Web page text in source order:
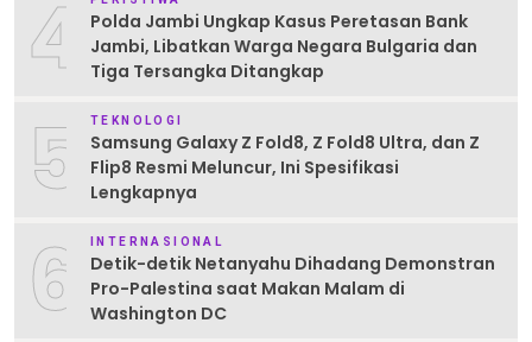
4
Polda Jambi Ungkap Kasus Peretasan Bank
Jambi, Libatkan Warga Negara Bulgaria dan
Tiga Tersangka Ditangkap
5 TEKNOLOGI
Samsung Galaxy Z Fold8, Z Fold8 Ultra, dan Z
Flip8 Resmi Meluncur, Ini Spesifikasi
Lengkapnya
6 INTERNASIONAL
Detik-detik Netanyahu Dihadang Demonstran
Pro-Palestina saat Makan Malam di
Washington DC